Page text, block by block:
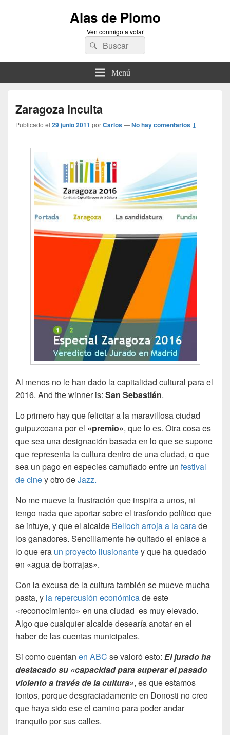
Alas de Plomo
Ven conmigo a volar
Buscar
por:
Buscar
Menú
Zaragoza inculta
Publicado el 29 junio 2011 porCarlos—No hay comentarios ↓
Al menos no le han dado la capitalidad cultural para el
2016. And the winner is: San Sebastián.
Lo primero hay que felicitar a la maravillosa ciudad
guipuzcoana por el «premio», que lo es. Otra cosa es
que sea una designación basada en lo que se supone
que representa la cultura dentro de una ciudad, o que
sea un pago en especies camuflado entre un festival
de ciney otro deJazz.
No me mueve la frustración que inspira a unos, ni
tengo nada que aportar sobre el trasfondo político que
se intuye, y que el alcalde Belloch arroja a la carade
los ganadores. Sencillamente he quitado el enlace a
lo que era un proyecto ilusionantey que ha quedado
en «agua de borrajas».
Con la excusa de la cultura también se mueve mucha
pasta, y la repercusión económicade este
«reconocimiento» en una ciudad es muy elevado.
Algo que cualquier alcalde desearía anotar en el
haber de las cuentas municipales.
Si como cuentan en ABC se valoró esto: El jurado ha
destacado su «capacidad para superar el pasado
violento a través de la cultura», es que estamos
tontos, porque desgraciadamente en Donosti no creo
que haya sido ese el camino para poder andar
tranquilo por sus calles.